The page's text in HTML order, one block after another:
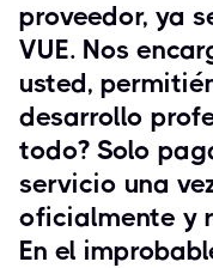
proveedor, ya
VUE. Nos
usted,
desarrollo
todo? Solo
servicio una
oficialmente y
En el